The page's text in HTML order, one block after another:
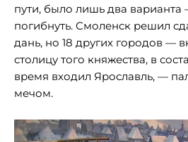
пути, было лишь два варианта
погибнуть. Смоленск решил
дань, но 18 других городов —
столицу того княжества, в
время входил Ярославль, —
мечом.